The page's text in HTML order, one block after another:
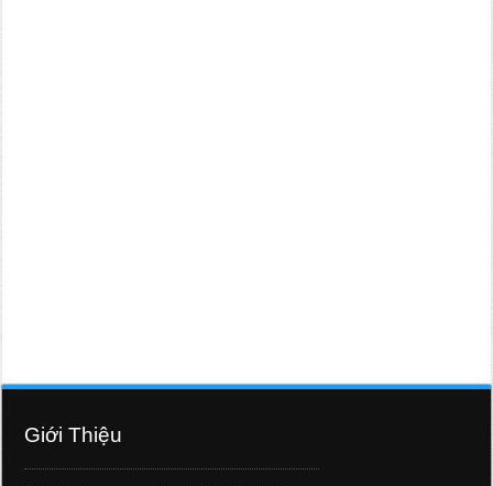
Giới Thiệu